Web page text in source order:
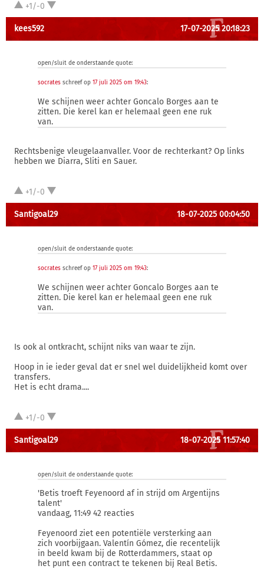
+1/-0
kees592 17-07-2025 20:18:23
open/sluit de onderstaande quote:
socrates schreef op 17 juli 2025 om 19:43:
We schijnen weer achter Goncalo Borges aan te
zitten. Die kerel kan er helemaal geen ene ruk
van.
Rechtsbenige vleugelaanvaller. Voor de rechterkant? Op links
hebben we Diarra, Sliti en Sauer.
+1/-0
Santigoal29 18-07-2025 00:04:50
open/sluit de onderstaande quote:
socrates schreef op 17 juli 2025 om 19:43:
We schijnen weer achter Goncalo Borges aan te
zitten. Die kerel kan er helemaal geen ene ruk
van.
Is ook al ontkracht, schijnt niks van waar te zijn.
Hoop in ie ieder geval dat er snel wel duidelijkheid komt over
transfers.
Het is echt drama....
+1/-0
Santigoal29 18-07-2025 11:57:40
open/sluit de onderstaande quote:
'Betis troeft Feyenoord af in strijd om Argentijns
talent'
vandaag, 11:49 42 reacties
Feyenoord ziet een potentiële versterking aan
zich voorbijgaan. Valentín Gómez, die recentelijk
in beeld kwam bij de Rotterdammers, staat op
het punt een contract te tekenen bij Real Betis.